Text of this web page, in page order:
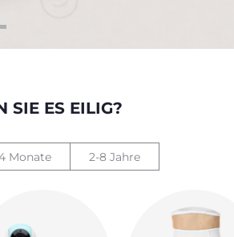
SIE ES EILIG?
Monate 2-8 Jahre